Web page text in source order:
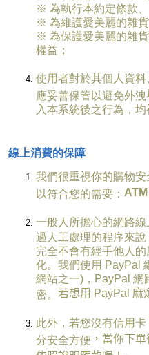
※ 為執行本約定條款
※ 為維護愛美麗的雜
※ 為保護愛美麗的雜
權益；
使用者對於其個人資料
應妥善保管以避免外洩
入本系統後之行為，
線上消費的保障
我們很重視你的購物
以符合您的需要：
一般人所擔心的網路
過人工處理的程序來
完全不會有經手他人
化。我們使用 PayPal
網站之一)，PayPal 網
密。 若想用 PayPal 麻
此外，若您沒有信用
分安全方便 ，當你下